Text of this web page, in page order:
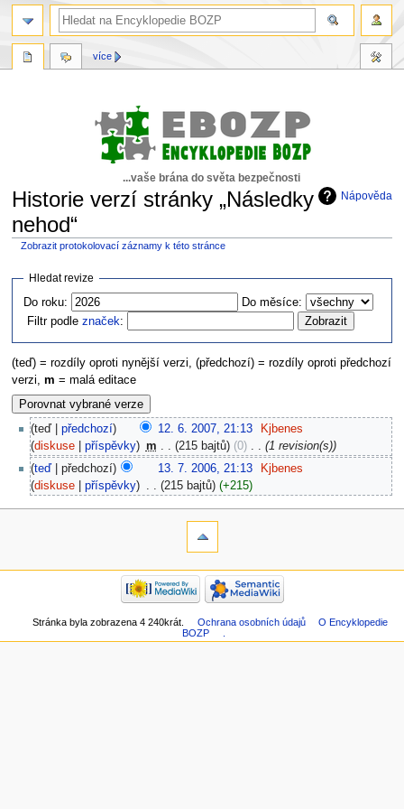
...vaše brána do světa bezpečnosti
Nápověda
Historie verzí stránky „Následky
nehod“
Zobrazit protokolovací záznamy k této stránce
Skočit
navigaci
Skočit
vyhledávání
Hledat revize
Do roku:
Do měsíce:
Filtr podleznaček:
(teď) = rozdíly oproti nynější verzi, (předchozí) = rozdíly oproti předchozí
verzi, m = malá editace
teď předchozí 12. 6. 2007, 21:13
Kjbenes
diskuse
příspěvky m 215 bajtů 0 ‎
1 revision(s)
teď
předchozí 13. 7. 2006, 21:13
Kjbenes
diskuse
příspěvky 215 bajtů +215
více
Stránka byla zobrazena 4 240krát. Ochrana osobních údajů
O Encyklopedie
BOZP